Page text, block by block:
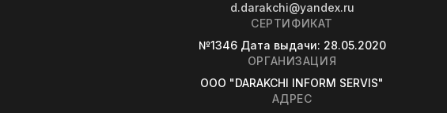
d.darakchi@yandex.ru
СЕРТИФИКАТ
№1346 Дата выдачи: 28.05.2020
ОРГАНИЗАЦИЯ
OOO "DARAKCHI INFORM SERVIS"
АДРЕС